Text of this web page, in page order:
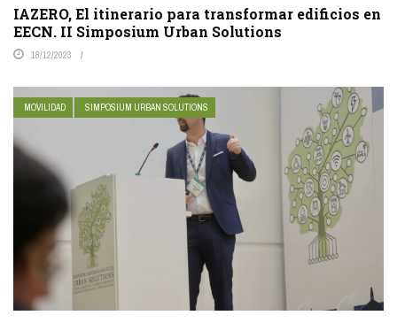
IAZERO, El itinerario para transformar edificios en
EECN. II Simposium Urban Solutions
18/12/2023
MOVILIDAD SIMPOSIUM URBAN SOLUTIONS